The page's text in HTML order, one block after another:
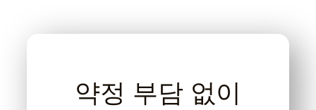
약정 부담 없이